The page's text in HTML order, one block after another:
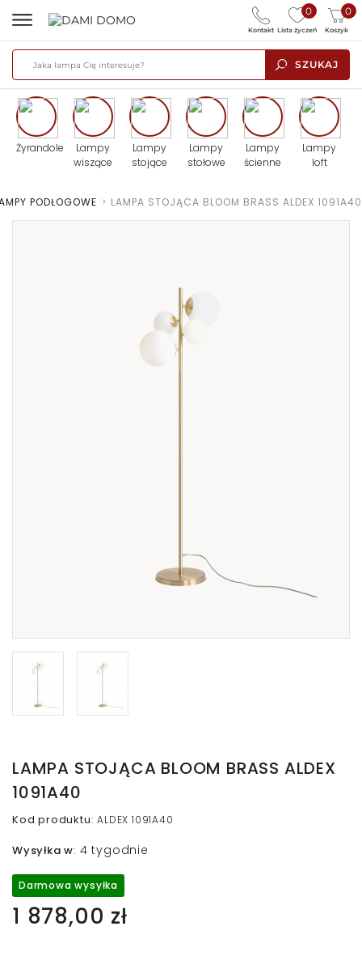
SZUKAJ
0
Lista życzeń
0
Koszyk
Kontakt
Żyrandole
Lampy
wiszące
Lampy
stojące
Lampy
stołowe
Lampy
ścienne
Lampy
loft
PODŁOGOWE > LAMPA STOJĄCA BLOOM BRASS ALDEX 1091A40
LAMPA STOJĄCA BLOOM BRASS ALDEX
1091A40
Kod produktu:ALDEX 1091A40
Wysyłka w: 4 tygodnie
Darmowa wysyłka
1 878,00 zł